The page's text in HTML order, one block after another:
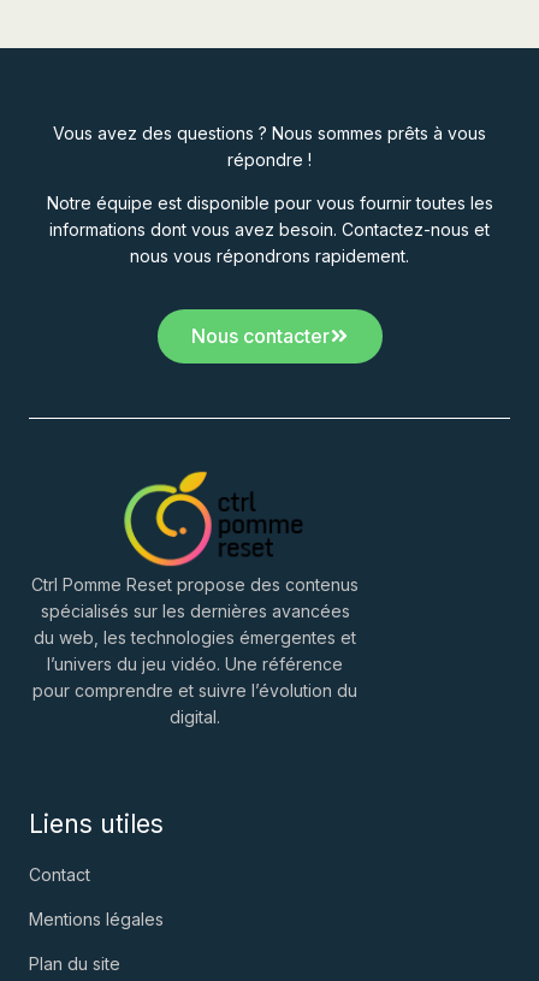
Vous avez des questions ? Nous sommes prêts à vous
répondre !
Notre équipe est disponible pour vous fournir toutes les
informations dont vous avez besoin. Contactez-nous et
nous vous répondrons rapidement.
Nous contacter
Ctrl Pomme Reset propose des contenus
spécialisés sur les dernières avancées
du web, les technologies émergentes et
l’univers du jeu vidéo. Une référence
pour comprendre et suivre l’évolution du
digital.
Liens utiles
Contact
Mentions légales
Plan du site